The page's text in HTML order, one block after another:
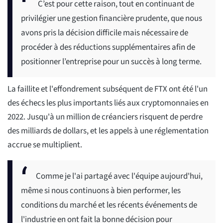
C’est pour cette raison, tout en continuant de
privilégier une gestion financière prudente, que nous
avons pris la décision difficile mais nécessaire de
procéder à des réductions supplémentaires afin de
positionner l’entreprise pour un succès à long terme.
La faillite et l'effondrement subséquent de FTX ont été l'un
des échecs les plus importants liés aux cryptomonnaies en
2022. Jusqu'à un million de créanciers risquent de perdre
des milliards de dollars, et les appels à une réglementation
accrue se multiplient.
Comme je l'ai partagé avec l'équipe aujourd'hui,
même si nous continuons à bien performer, les
conditions du marché et les récents événements de
l'industrie en ont fait la bonne décision pour